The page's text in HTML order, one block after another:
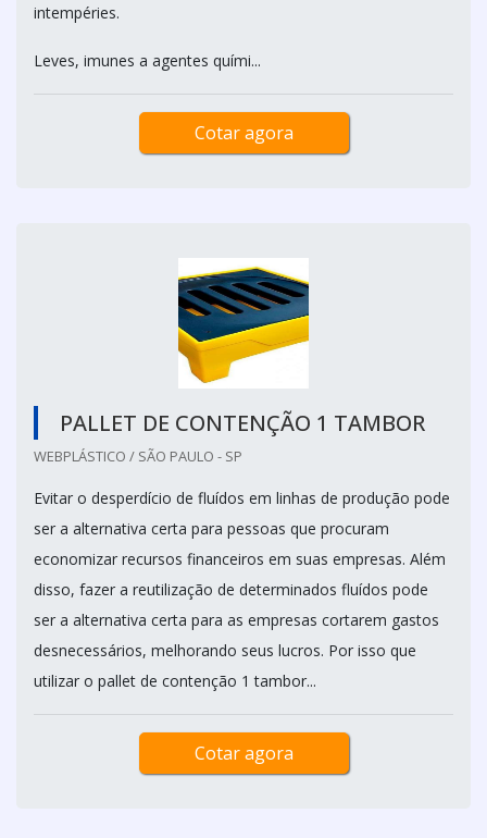
intempéries.
Leves, imunes a agentes quími...
Cotar agora
PALLET DE CONTENÇÃO 1 TAMBOR
WEBPLÁSTICO / SÃO PAULO - SP
Evitar o desperdício de fluídos em linhas de produção pode
ser a alternativa certa para pessoas que procuram
economizar recursos financeiros em suas empresas. Além
disso, fazer a reutilização de determinados fluídos pode
ser a alternativa certa para as empresas cortarem gastos
desnecessários, melhorando seus lucros. Por isso que
utilizar o pallet de contenção 1 tambor...
Cotar agora